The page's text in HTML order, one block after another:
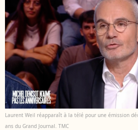
Laurent Weil réapparaît à la télé pour une émission
ans du Grand Journal. TMC